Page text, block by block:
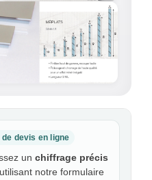
devis en ligne
un chiffrage précis
notre formulaire